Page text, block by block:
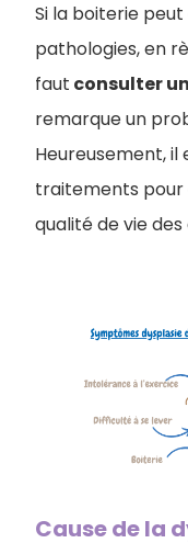
Si la boiterie
pathologies, en
faut consulter
remarque un
Heureusement, il
traitements
qualité de vie
Cause de la